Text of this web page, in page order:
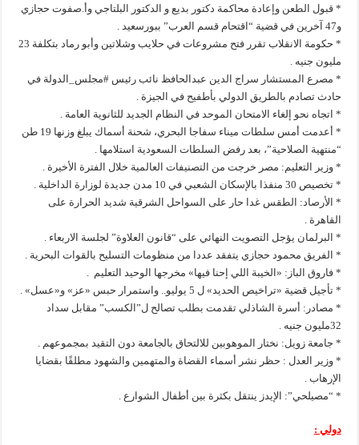
* قبول الطعن وإعادة محاكمة دكتور بديع و الدكتور البلتاجي وأ.صفوت حجازي
و47 آخرين في قضية “اقتحام قسم العرب” ببورسعيد .
* حكومة الانقلاب تقرر فتح مشروعات في حلايب وشلاتين وأبو رماد بتكلفة 23
مليون جنيه .
* مصرع المستشار سراج الدين عبدالحافظ نائب رئيس #مجلس_الدولة في
حادث تصادم بالطريق الدولي بأطفيح في الجيزة .
* اتجاه نحو إلغاء الامتحان الموحد في النظام الجديد للثانوية العامة .
* أعدمت أمس سلطات ميناء سفاجا البحري، شحنة أسماك يبلغ وزنها 19 طن
“منتهية الصلاحية”، بعد رفض السلطات السعودية استلامها .
* وزير التعليم: مصر خرجت من التصنيفات العالمية خلال الفترة الأخيرة .
* تخصيص 30 منفذا بالإسكان الشعبي في 10 مدن جديدة لوزارة الداخلية .
* الأرصاد: الطقس غدا حار على السواحل الشرقية شديد الحرارة على
القاهرة .
* البرلمان يؤجل التصويت النهائي على “قانون العلاوة” لجلسة الاربعاء .
* الفريق محمود حجازي يتفقد عددا من منظومات التسليح بالقوات البحرية .
* فاروق الباز: «الخيبة اللي إحنا فيها» مخرجها الوحيد التعليم .
* تأجيل قضية «تراخيص الحديد» ل 5 يوليو.. واستمرار حبس «عز» و«عسل» .
* مصادر: أسرة الشاذلي تقدمت بطلب تصالح ل”الكسب” مقابل سداد
32مليون جنيه .
* جامعة زويل: نختار الموهوبين للالتحاق بالجامعة دون التقيد بمجموعهم .
* وزير العدل : حظر نشر أسماء القضاة والمتهمين والشهود مطلقًا بقضايا
الإرهاب .
* “مصيلحي”: الإيدز ينتقل بكثرة بين أطفال الشوارع .
دولي :